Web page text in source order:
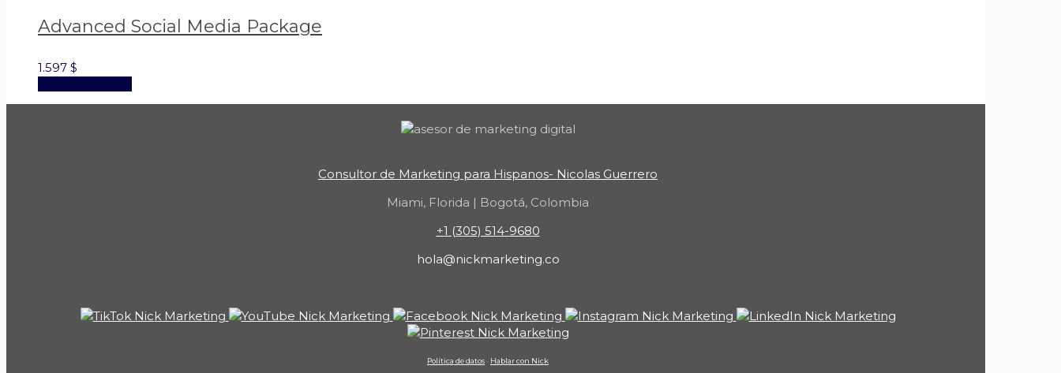
Advanced Social Media Package
1.597 $
Consultor de Marketing para Hispanos- Nicolas Guerrero
Miami, Florida | Bogotá, Colombia
+1 (305) 514-9680
hola@nickmarketing.co
Política de datos - Hablar con Nick